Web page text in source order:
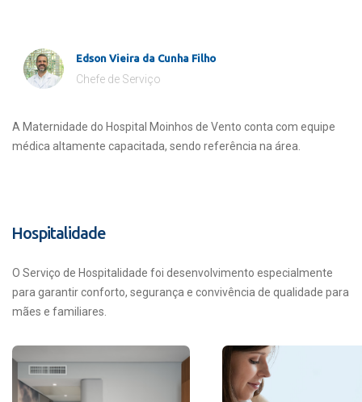
Edson Vieira da Cunha Filho
Chefe de Serviço
A Maternidade do Hospital Moinhos de Vento conta com equipe
médica altamente capacitada, sendo referência na área.
Hospitalidade
O Serviço de Hospitalidade foi desenvolvimento especialmente
para garantir conforto, segurança e convivência de qualidade para
mães e familiares.